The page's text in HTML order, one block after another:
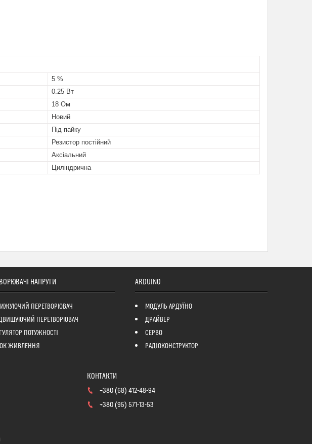
5 %
0.25 Вт
18 Ом
Новий
Під пайку
Резистор постійний
Аксіальний
Циліндрична
НАПРУГИ
ПЕРЕТВОРЮВАЧ
ПЕРЕТВОРЮВАЧ
ПОТУЖНОСТІ
ЖИВЛЕННЯ
ARDUINO
МОДУЛЬ АРДУЇНО
ДРАЙВЕР
СЕРВО
РАДІОКОНСТРУКТОР
+380 (68) 412-48-94
+380 (95) 571-13-53